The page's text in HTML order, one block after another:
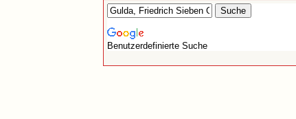
Benutzerdefinierte Suche